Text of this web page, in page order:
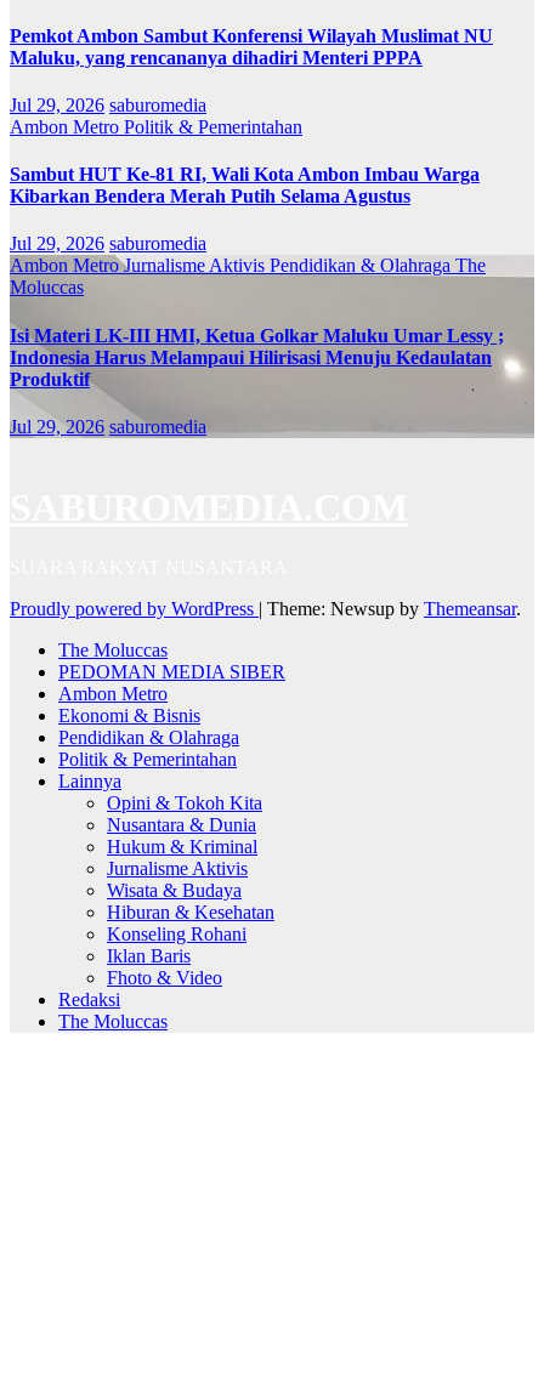
Pemkot Ambon Sambut Konferensi Wilayah Muslimat NU
Maluku, yang rencananya dihadiri Menteri PPPA
Jul 29, 2026 saburomedia
Ambon Metro Politik & Pemerintahan
Sambut HUT Ke-81 RI, Wali Kota Ambon Imbau Warga
Kibarkan Bendera Merah Putih Selama Agustus
Jul 29, 2026 saburomedia
Ambon MetroJurnalisme Aktivis Pendidikan & Olahraga The
Moluccas
Isi Materi LK-III HMI, Ketua Golkar Maluku Umar Lessy ;
Indonesia Harus Melampaui Hilirisasi Menuju Kedaulatan
Produktif
Jul 29, 2026 saburomedia
Proudly powered by WordPress | Theme: Newsup by Themeansar.
The Moluccas
PEDOMAN MEDIA SIBER
Ambon Metro
Ekonomi & Bisnis
Pendidikan & Olahraga
Politik & Pemerintahan
Lainnya
Opini & Tokoh Kita
Nusantara & Dunia
Hukum & Kriminal
Jurnalisme Aktivis
Wisata & Budaya
Hiburan & Kesehatan
Konseling Rohani
Iklan Baris
Fhoto & Video
Redaksi
The Moluccas